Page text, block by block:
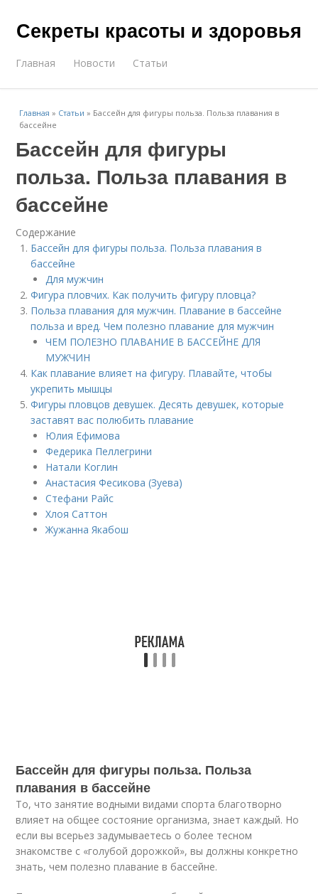
Секреты красоты и здоровья
Главная Новости Статьи
Главная » Статьи » Бассейн для фигуры польза. Польза плавания в
бассейне
Бассейн для фигуры
польза. Польза плавания в
бассейне
Содержание
Бассейн для фигуры польза. Польза плавания в
бассейне
Для мужчин
Фигура пловчих. Как получить фигуру пловца?
Польза плавания для мужчин. Плавание в бассейне
польза и вред. Чем полезно плавание для мужчин
ЧЕМ ПОЛЕЗНО ПЛАВАНИЕ В БАССЕЙНЕ ДЛЯ
МУЖЧИН
Как плавание влияет на фигуру. Плавайте, чтобы
укрепить мышцы
Фигуры пловцов девушек. Десять девушек, которые
заставят вас полюбить плавание
Юлия Ефимова
Федерика Пеллегрини
Натали Коглин
Анастасия Фесикова (Зуева)
Стефани Райс
Хлоя Саттон
Жужанна Якабош
Бассейн для фигуры польза. Польза
плавания в бассейне
То, что занятие водными видами спорта благотворно
влияет на общее состояние организма, знает каждый. Но
если вы всерьез задумываетесь о более тесном
знакомстве с «голубой дорожкой», вы должны конкретно
знать, чем полезно плавание в бассейне.